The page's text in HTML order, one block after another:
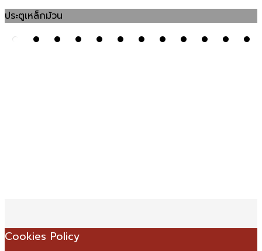
ประตูเหล็กม้วน
Cookies Policy